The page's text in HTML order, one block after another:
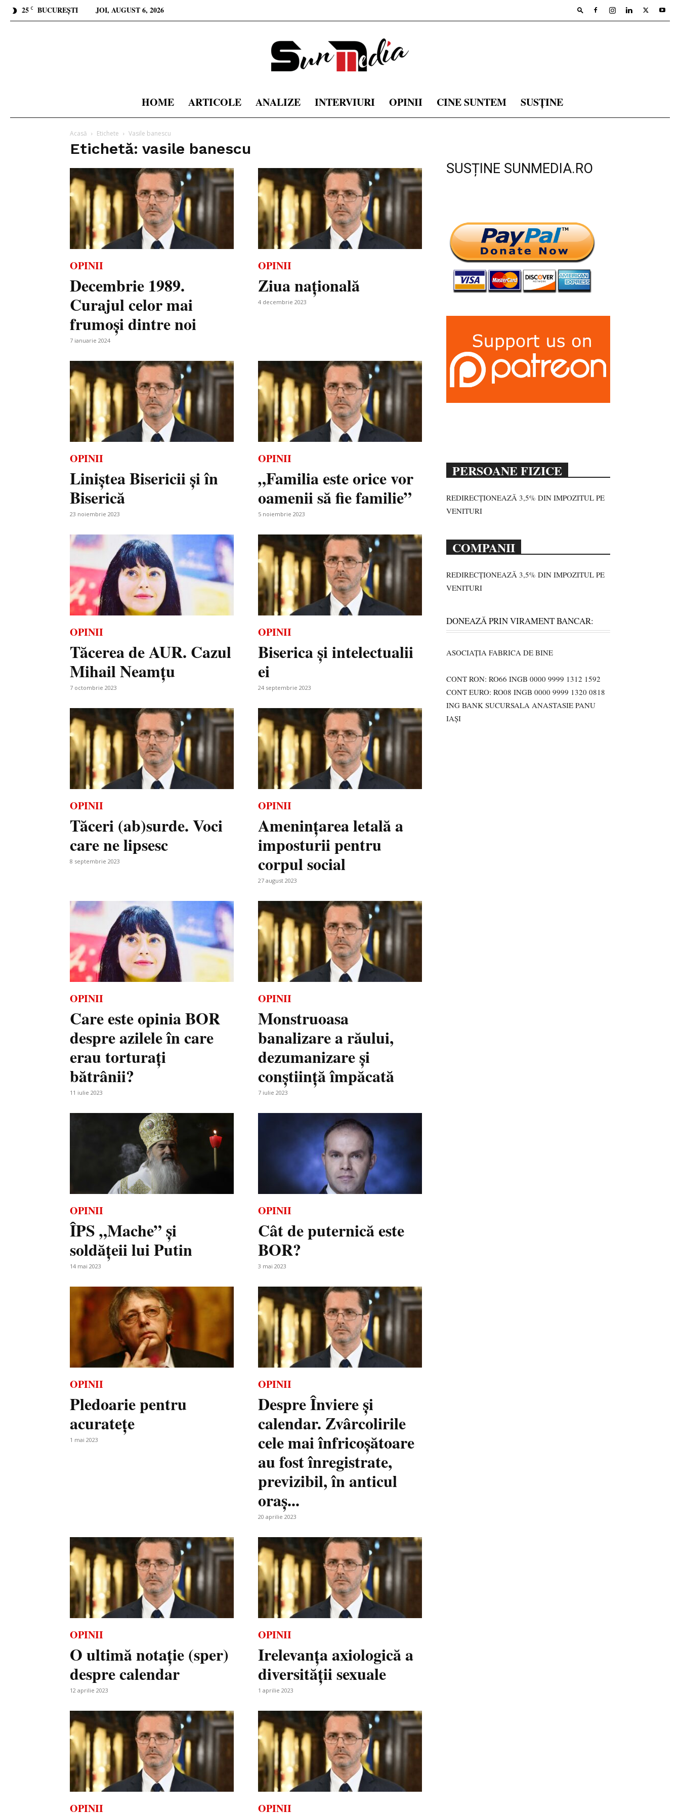
25 C BUCUREȘTI JOI, AUGUST 6, 2026
sunmedia.ro
HOME ARTICOLE ANALIZE INTERVIURI OPINII CINE SUNTEM SUSȚINE
Acasă Etichete Vasile banescu
Etichetă: vasile banescu
OPINII
Decembrie 1989.
Curajul celor mai
frumoși dintre noi
7 ianuarie 2024
OPINII
Ziua națională
4 decembrie 2023
OPINII
Liniștea Bisericii și în
Biserică
23 noiembrie 2023
OPINII
„Familia este orice vor
oamenii să fie familie”
5 noiembrie 2023
OPINII
Tăcerea de AUR. Cazul
Mihail Neamțu
7 octombrie 2023
OPINII
Biserica și intelectualii
ei
24 septembrie 2023
OPINII
Tăceri (ab)surde. Voci
care ne lipsesc
8 septembrie 2023
OPINII
Amenințarea letală a
imposturii pentru
corpul social
27 august 2023
OPINII
Care este opinia BOR
despre azilele în care
erau torturați
bătrânii?
11 iulie 2023
OPINII
Monstruoasa
banalizare a răului,
dezumanizare și
conștiință împăcată
7 iulie 2023
OPINII
ÎPS „Mache” și
soldățeii lui Putin
14 mai 2023
OPINII
Cât de puternică este
BOR?
3 mai 2023
OPINII
Pledoarie pentru
acuratețe
1 mai 2023
OPINII
Despre Înviere și
calendar. Zvârcolirile
cele mai înfricoșătoare
au fost înregistrate,
previzibil, în anticul
oraș...
20 aprilie 2023
OPINII
O ultimă notație (sper)
despre calendar
12 aprilie 2023
OPINII
Irelevanța axiologică a
diversității sexuale
1 aprilie 2023
OPINII OPINII
SUSȚINE SUNMEDIA.RO
PERSOANE FIZICE
REDIRECȚIONEAZĂ 3,5% DIN IMPOZITUL PE
VENITURI
COMPANII
REDIRECȚIONEAZĂ 3,5% DIN IMPOZITUL PE
VENITURI
DONEAZĂ PRIN VIRAMENT BANCAR:
ASOCIAȚIA FABRICA DE BINE
CONT RON: RO66 INGB 0000 9999 1312 1592
CONT EURO: RO08 INGB 0000 9999 1320 0818
ING BANK SUCURSALA ANASTASIE PANU
IAȘI